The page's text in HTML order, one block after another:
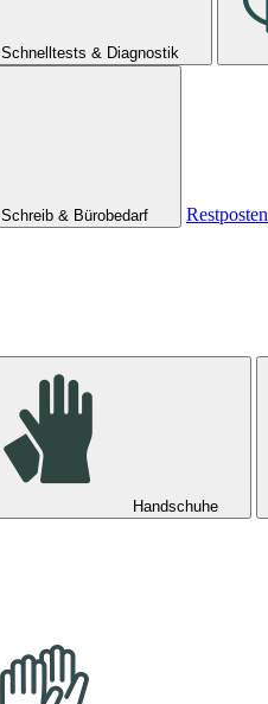
Schnelltests & Diagnostik
Schreib & Bürobedarf
Restposten
Handschuhe